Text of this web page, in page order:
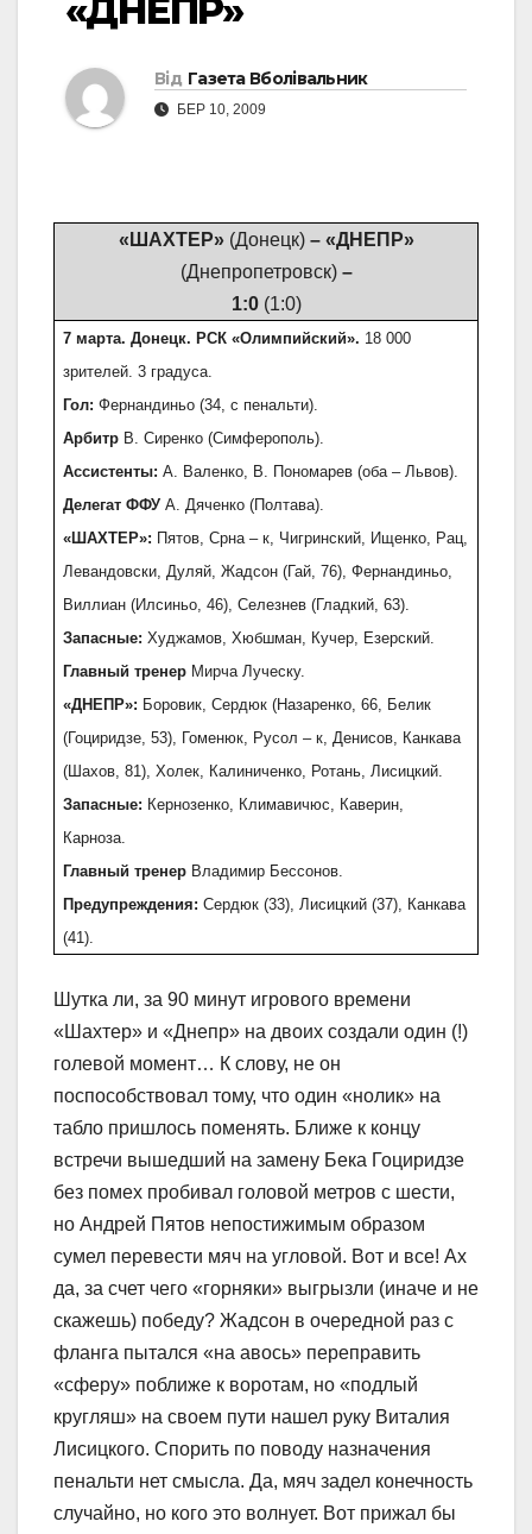
«ДНЕПР»
Від Газета Вболівальник
БЕР 10, 2009
«ШАХТЕР» (Донецк)– «ДНЕПР»
(Днепропетровск)–
1:0 (1:0)
7 марта. Донецк. РСК «Олимпийский». 18 000
зрителей. 3 градуса.
Гол: Фернандиньо (34, с пенальти).
Арбитр В. Сиренко (Симферополь).
Ассистенты: А. Валенко, В. Пономарев (оба – Львов).
Делегат ФФУ А. Дяченко (Полтава).
«ШАХТЕР»: Пятов, Срна – к, Чигринский, Ищенко, Рац,
Левандовски, Дуляй, Жадсон (Гай, 76), Фернандиньо,
Виллиан (Илсиньо, 46), Селезнев (Гладкий, 63).
Запасные: Худжамов, Хюбшман, Кучер, Езерский.
Главный тренер Мирча Луческу.
«ДНЕПР»: Боровик, Сердюк (Назаренко, 66, Белик
(Гоциридзе, 53), Гоменюк, Русол – к, Денисов, Канкава
(Шахов, 81), Холек, Калиниченко, Ротань, Лисицкий.
Запасные: Кернозенко, Климавичюс, Каверин,
Карноза.
Главный тренер Владимир Бессонов.
Предупреждения: Сердюк (33), Лисицкий (37), Канкава
(41).
Шутка ли, за 90 минут игрового времени
«Шахтер» и «Днепр» на двоих создали один (!)
голевой момент… К слову, не он
поспособствовал тому, что один «нолик» на
табло пришлось поменять. Ближе к концу
встречи вышедший на замену Бека Гоциридзе
без помех пробивал головой метров с шести,
но Андрей Пятов непостижимым образом
сумел перевести мяч на угловой. Вот и все! Ах
да, за счет чего «горняки» выгрызли (иначе и не
скажешь) победу? Жадсон в очередной раз с
фланга пытался «на авось» переправить
«сферу» поближе к воротам, но «подлый
кругляш» на своем пути нашел руку Виталия
Лисицкого. Спорить по поводу назначения
пенальти нет смысла. Да, мяч задел конечность
случайно, но кого это волнует. Вот прижал бы